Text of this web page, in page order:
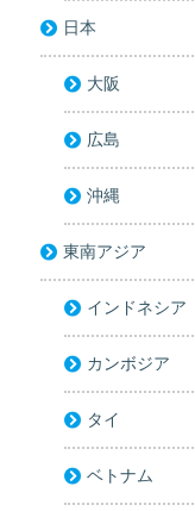
日本
大阪
広島
沖縄
東南アジア
インドネシア
カンボジア
タイ
ベトナム